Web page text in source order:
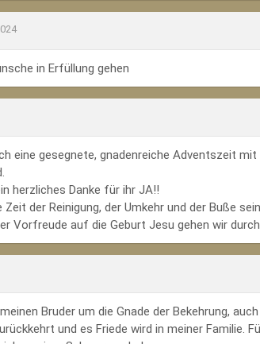
in Erfüllung gehen
eine gesegnete, gnadenreiche Adventszeit
herzliches Danke für ihr JA!!
der Reinigung, der Umkehr und der Buße
Vorfreude auf die Geburt Jesu gehen wir
Bruder um die Gnade der Bekehrung,
und es Friede wird in meiner Familie.